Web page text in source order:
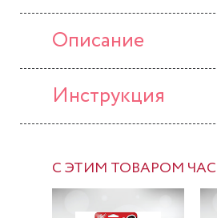
Описание
Инструкция
С ЭТИМ ТОВАРОМ